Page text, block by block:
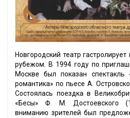
Новгородский театр
рубежом. В 1994 году по
Москве был показан спектакль
романтика» по пьесе А.
Состоялась поездка в
«Бесы» Ф. М. Достоевского
вниманию зрителей был